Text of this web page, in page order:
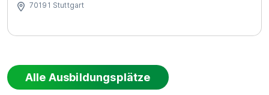
70191 Stuttgart
Alle Ausbildungsplätze